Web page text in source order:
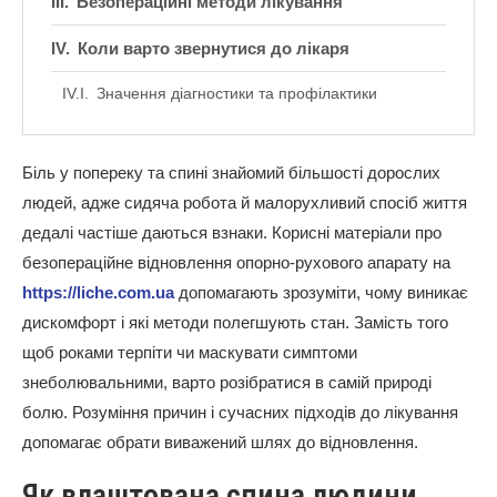
Коли варто звернутися до лікаря
Значення діагностики та профілактики
Біль у попереку та спині знайомий більшості дорослих
людей, адже сидяча робота й малорухливий спосіб життя
дедалі частіше даються взнаки. Корисні матеріали про
безопераційне відновлення опорно-рухового апарату на
https://liche.com.uaдопомагають зрозуміти, чому виникає
дискомфорт і які методи полегшують стан. Замість того
щоб роками терпіти чи маскувати симптоми
знеболювальними, варто розібратися в самій природі
болю. Розуміння причин і сучасних підходів до лікування
допомагає обрати виважений шлях до відновлення.